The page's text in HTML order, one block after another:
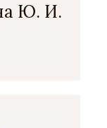
Ю. И.